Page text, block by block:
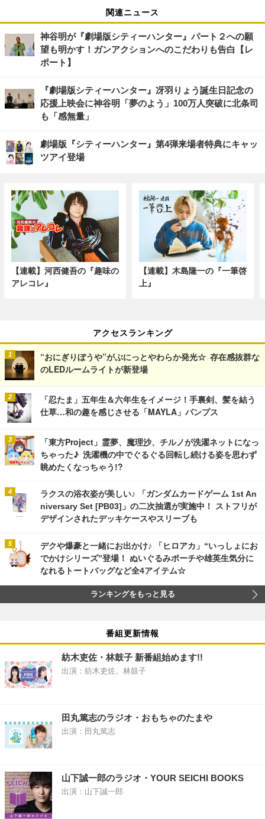
関連ニュース
神谷明が『劇場版シティーハンター』パート２への願
望も明かす！ガンアクションへのこだわりも告白【レ
ポート】
『劇場版シティーハンター』冴羽りょう誕生日記念の
応援上映会に神谷明「夢のよう」100万人突破に北条司
も「感無量」
劇場版『シティーハンター』第4弾来場者特典にキャッ
ツアイ登場
【連載】河西健吾の『趣味の
アレコレ』
【連載】木島隆一の『一筆啓
上』
アクセスランキング
“おにぎりぼうや”がぷにっとやわらか発光☆ 存在感抜群な
のLEDルームライトが新登場
「忍たま」五年生＆六年生をイメージ！手裏剣、髪を結う
仕草…和の趣を感じさせる「MAYLA」パンプス
「東方Project」霊夢、魔理沙、チルノが洗濯ネットになっ
ちゃった♪ 洗濯機の中でぐるぐる回転し続ける姿を思わず
眺めたくなっちゃう!?
ラクスの浴衣姿が美しい♪ 「ガンダムカードゲーム 1st An
niversary Set [PB03]」の二次抽選が実施中！ ストフリが
デザインされたデッキケースやスリーブも
デクや爆豪と一緒にお出かけ♪ 「ヒロアカ」“いっしょにお
でかけシリーズ”登場！ ぬいぐるみポーチや雄英生気分に
なれるトートバッグなど全4アイテム☆
ランキングをもっと見る
番組更新情報
紡木吏佐・林鼓子 新番組始めます!!
出演：紡木吏佐、林鼓子
田丸篤志のラジオ・おもちゃのたまや
出演：田丸篤志
山下誠一郎のラジオ・YOUR SEICHI BOOKS
出演：山下誠一郎